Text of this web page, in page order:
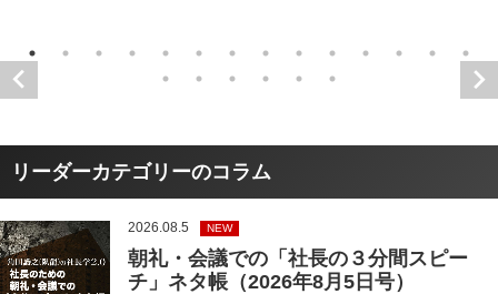
リーダーカテゴリーのコラム
2026.08.5 NEW
朝礼・会議での「社長の３分間スピー
チ」ネタ帳（2026年8月5日号）